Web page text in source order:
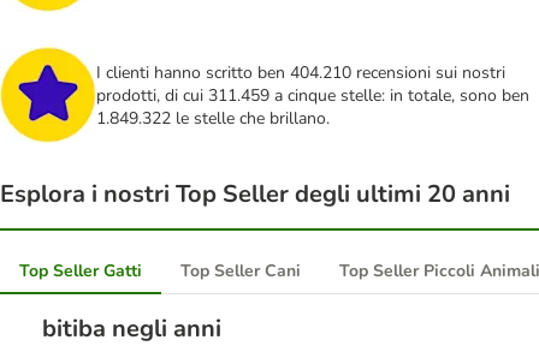
I clienti hanno scritto ben 404.210 recensioni sui nostri
prodotti, di cui 311.459 a cinque stelle: in totale, sono ben
1.849.322 le stelle che brillano.
Esplora i nostri Top Seller degli ultimi 20 anni
Top Seller Gatti Top Seller Cani Top Seller Piccoli Animali
bitiba negli anni